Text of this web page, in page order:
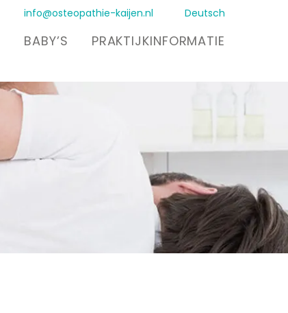
BABY’S PRAKTIJKINFORMATIE
info@osteopathie-kaijen.nl Deutsch